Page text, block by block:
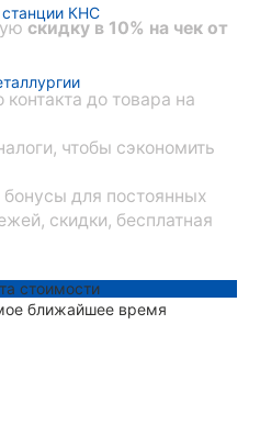
КНС
скидку в 10% на чек от
до товара на
чтобы сэкономить
для постоянных
скидки, бесплатная
стоимости
ближайшее время